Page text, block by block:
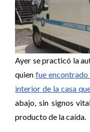
Ayer se practicó la
quienfue
interior de la casa
abajo, sin signos
producto de la caída.